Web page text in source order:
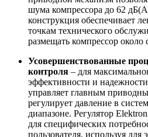
шума компрессора до 62
конструкция обеспечивает
точкам технического
размещать компрессор около
Усовершенствованные
контроля – для
эффективности и
управляет главным
регулирует давление в
диапазоне. Регулятор
для специфических
пользователя, используя для